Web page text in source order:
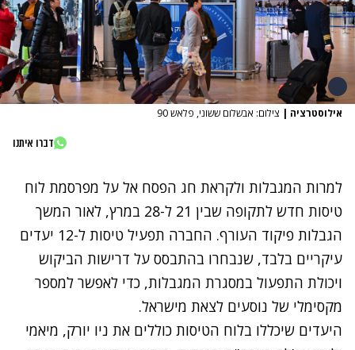
אילוסטרציה | צילום: אבשלום ששוני, פלאש 90
דברו איתנו
למרות המגבלות ולקראת חג הפסח אל על מפרסמת לוח
טיסות חדש לתקופה שבין 21 ל-28 במרץ, לאור המשך
הגבלות פיקוד העורף. החברה תפעיל טיסות ל-12 יעדים
עיקריים בלבד, שנבחרו בהתבסס על דרישות הביקוש
ויכולת התפעול במסגרת המגבלות, כדי לאפשר למספר
מקסימלי של נוסעים לצאת מישראל.
היעדים שיכללו בלוח הטיסות כוללים את ניו יורק, מיאמי